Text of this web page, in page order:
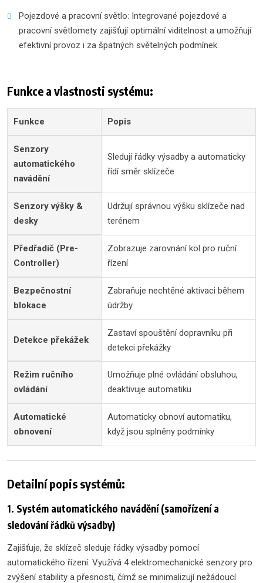
Pojezdové a pracovní světlo: Integrované pojezdové a
pracovní světlomety zajišťují optimální viditelnost a umožňují
efektivní provoz i za špatných světelných podmínek.
Funkce a vlastnosti systému:
Funkce Popis
Senzory
automatického
navádění
Sledují řádky výsadby a automaticky
řídí směr sklízeče
Senzory výšky &
desky
Udržují správnou výšku sklízeče nad
terénem
Předřadič (Pre-
Controller)
Zobrazuje zarovnání kol pro ruční
řízení
Bezpečnostní
blokace
Zabraňuje nechtěné aktivaci během
údržby
Detekce překážek
Zastaví spouštění dopravníku při
detekci překážky
Režim ručního
ovládání
Umožňuje plné ovládání obsluhou,
deaktivuje automatiku
Automatické
obnovení
Automaticky obnoví automatiku,
když jsou splněny podmínky
Detailní popis systémů:
1. Systém automatického navádění (samořízení a
sledování řádků výsadby)
Zajišťuje, že sklízeč sleduje řádky výsadby pomocí
automatického řízení. Využívá 4 elektromechanické senzory pro
zvýšení stability a přesnosti, čímž se minimalizují nežádoucí